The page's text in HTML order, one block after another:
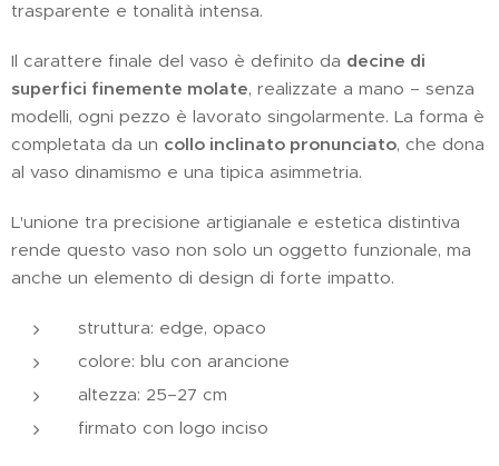
trasparente e tonalità intensa.
Il carattere finale del vaso è definito da decine di
superfici finemente molate, realizzate a mano – senza
modelli, ogni pezzo è lavorato singolarmente. La forma è
completata da un collo inclinato pronunciato, che dona
al vaso dinamismo e una tipica asimmetria.
L'unione tra precisione artigianale e estetica distintiva
rende questo vaso non solo un oggetto funzionale, ma
anche un elemento di design di forte impatto.
struttura: edge, opaco
colore: blu con arancione
altezza: 25–27 cm
firmato con logo inciso